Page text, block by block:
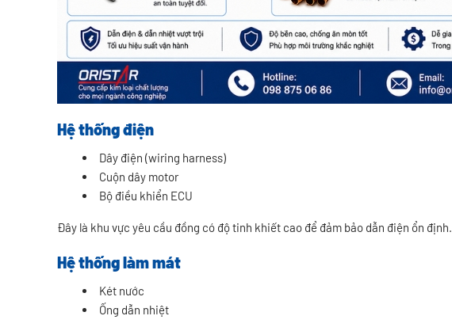
Hệ thống điện
Dây điện (wiring harness)
Cuộn dây motor
Bộ điều khiển ECU
Đây là khu vực yêu cầu đồng có độ tinh khiết cao để đảm bảo dẫn điện ổn định.
Hệ thống làm mát
Két nước
Ống dẫn nhiệt